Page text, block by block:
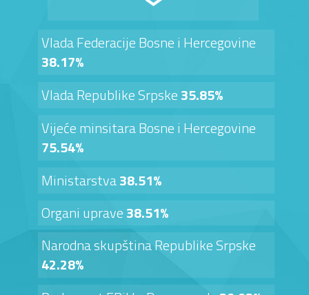
Vlada Federacije Bosne i Hercegovine
38.17%
Vlada Republike Srpske35.85%
Vijeće minsitara Bosne i Hercegovine
75.54%
Ministarstva38.51%
Organi uprave38.51%
Narodna skupština Republike Srpske
42.28%